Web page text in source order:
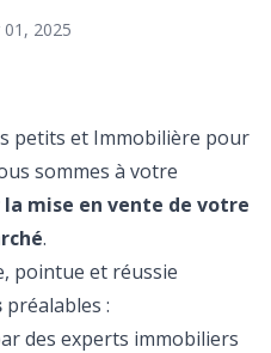
01, 2025
petits et Immobilière pour
sommes à votre
mise en vente de votre
.
pointue et réussie
préalables :
des experts immobiliers